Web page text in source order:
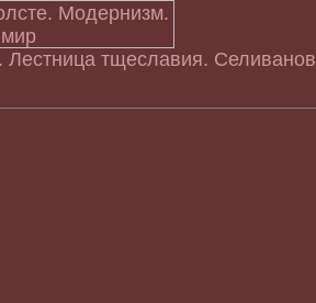
Лестница тщеславия. Селиванов